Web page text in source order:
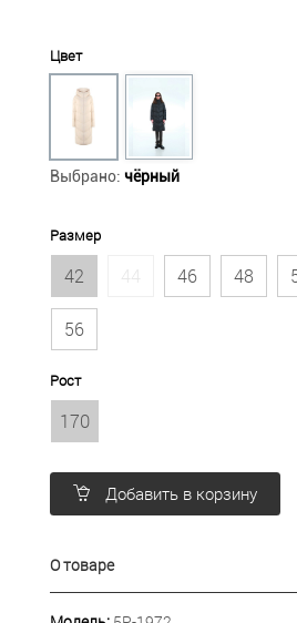
Цвет
Выбрано: чёрный
Размер
42 44 46 48
56
Рост
170
Добавить в корзину
О товаре